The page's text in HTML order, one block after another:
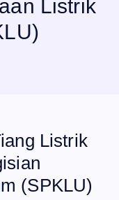
Listrik
Listrik
(SPKLU)